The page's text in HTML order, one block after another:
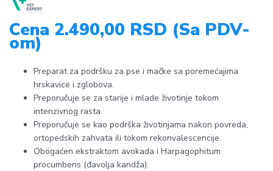
Cena 2.490,00 RSD (Sa PDV-
om)
Preparat za podršku za pse i mačke sa poremećajima
hrskavice i zglobova.
Preporučuje se za starije i mlade životinje tokom
intenzivnog rasta.
Preporučuje se kao podrška životinjama nakon povreda,
ortopedskih zahvata ili tokom rekonvalescencije.
Obogaćen ekstraktom avokada i Harpagophitum
procumbens (đavolja kandža).